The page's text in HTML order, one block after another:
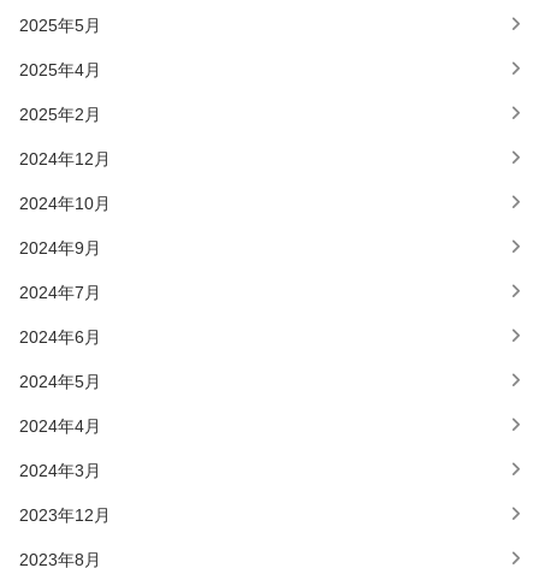
2025年5月
2025年4月
2025年2月
2024年12月
2024年10月
2024年9月
2024年7月
2024年6月
2024年5月
2024年4月
2024年3月
2023年12月
2023年8月